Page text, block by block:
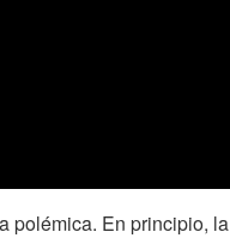
polémica. En principio, la